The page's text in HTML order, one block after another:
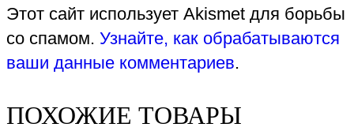
Этот сайт использует Akismet для борьбы
со спамом. Узнайте, как обрабатываются
ваши данные комментариев.
ПОХОЖИЕ ТОВАРЫ